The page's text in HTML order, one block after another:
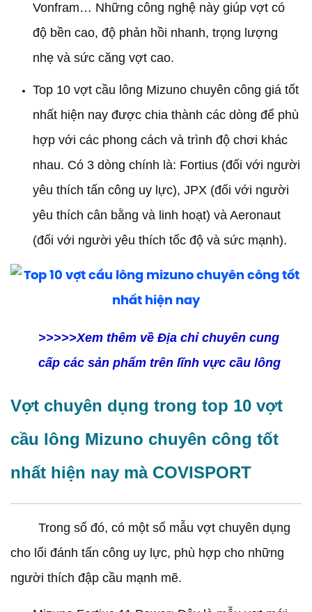
Vonfram… Những công nghệ này giúp vợt có
độ bền cao, độ phản hồi nhanh, trọng lượng
nhẹ và sức căng vợt cao.
Top 10 vợt cầu lông Mizuno chuyên công giá tốt
nhất hiện nay được chia thành các dòng để phù
hợp với các phong cách và trình độ chơi khác
nhau. Có 3 dòng chính là: Fortius (đối với người
yêu thích tấn công uy lực), JPX (đối với người
yêu thích cân bằng và linh hoạt) và Aeronaut
(đối với người yêu thích tốc độ và sức mạnh).
>>>>>Xem thêm về Địa chỉ chuyên cung
cấp các sản phẩm trên lĩnh vực cầu lông
Vợt chuyên dụng trong top 10 vợt
cầu lông Mizuno chuyên công tốt
nhất hiện nay mà COVISPORT
Trong số đó, có một số mẫu vợt chuyên dụng
cho lối đánh tấn công uy lực, phù hợp cho những
người thích đập cầu mạnh mẽ.